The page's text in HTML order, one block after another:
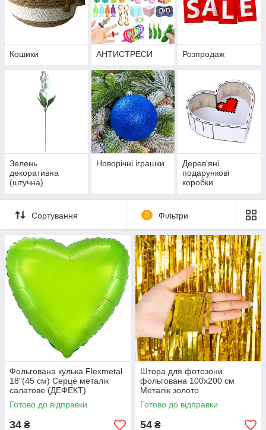
Кошики АНТИСТРЕСИ Розпродаж
Зелень
декоративна
(штучна)
Новорічні іграшки
Дерев'яні
подарункові
коробки
Сортування 0 Фільтри
Фольгована кулька Flexmetal
18"(45 см) Серце металік
салатове (ДЕФЕКТ)
Готово до відправки
34 ₴
Штора для фотозони
фольгована 100х200 см
Металік золото
Готово до відправки
54 ₴